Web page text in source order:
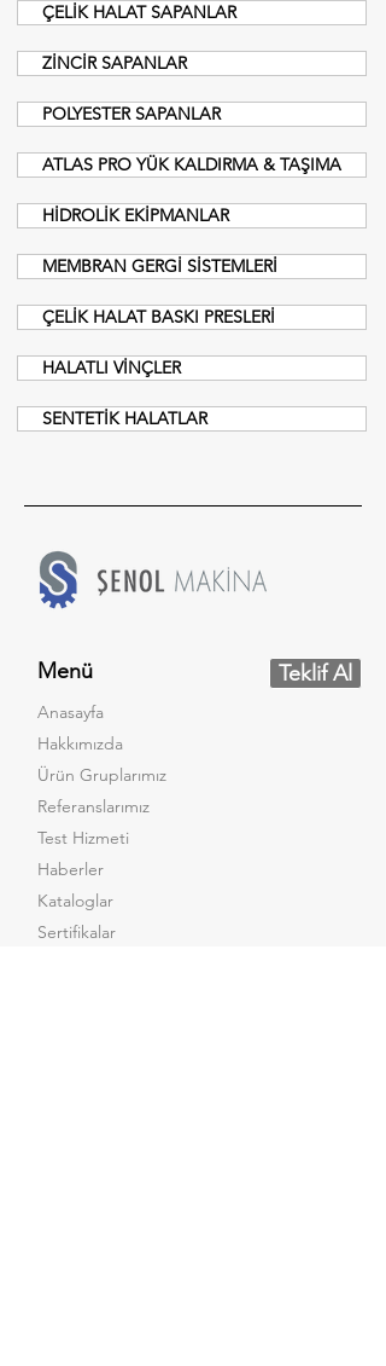
ÇELİK HALAT SAPANLAR
ZİNCİR SAPANLAR
POLYESTER SAPANLAR
ATLAS PRO YÜK KALDIRMA & TAŞIMA
HİDROLİK EKİPMANLAR
MEMBRAN GERGİ SİSTEMLERİ
ÇELİK HALAT BASKI PRESLERİ
HALATLI VİNÇLER
SENTETİK HALATLAR
Menü Teklif Al
Anasayfa
Hakkımızda
Ürün Gruplarımız
Referanslarımız
Test Hizmeti
Haberler
Kataloglar
Sertifikalar